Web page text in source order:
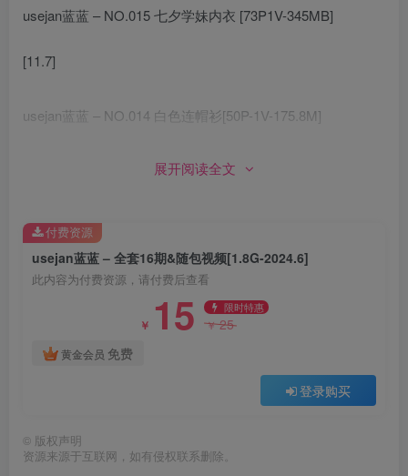
usejan蓝蓝 – NO.015 七夕学妹内衣 [73P1V-345MB]
[11.7]
usejan蓝蓝 – NO.014 白色连帽衫[50P-1V-175.8M]
usejan蓝蓝 – NO.012 白衣竞泳[36P-61.1M]
[2023.3.17更1]
usejan蓝蓝 – NO.010 小厨娘[46P-134.5M]
展开阅读全文
usejan蓝蓝 – 全套16期&随包视频[1.8G-2024.6]
此内容为付费资源，请付费后查看
￥ 15 限时特惠
￥25
黄金会员 免费
登录购买
付费资源
© 版权声明
资源来源于互联网，如有侵权联系删除。